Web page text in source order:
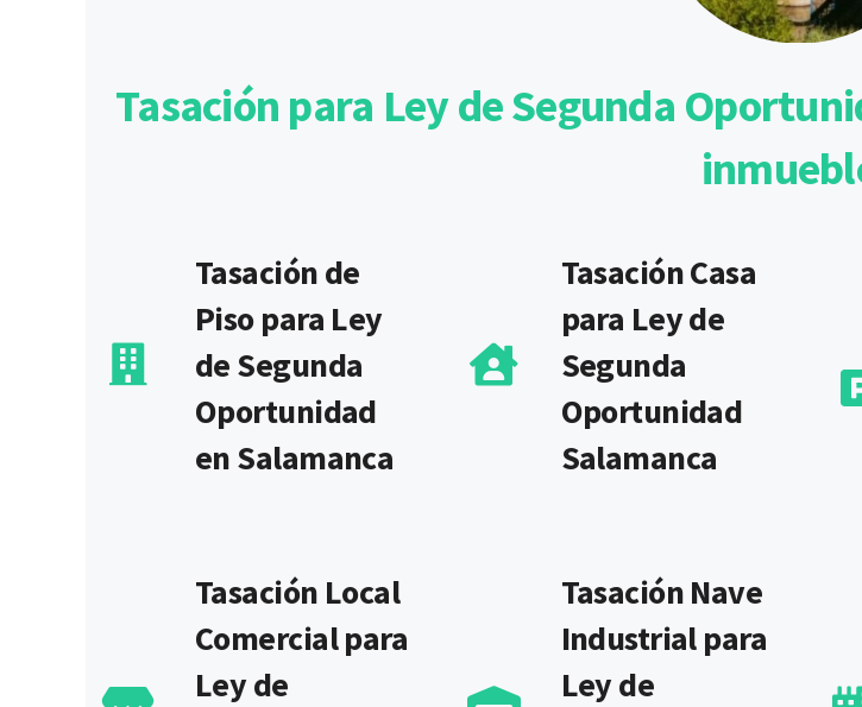
Tasación para Ley de Segunda
Tasación de
Piso para Ley
de Segunda
Oportunidad
en Salamanca
Tasación Casa
para Ley de
Segunda
Oportunidad
Salamanca
Tasación Local
Comercial para
Ley de
Tasación Nave
Industrial para
Ley de